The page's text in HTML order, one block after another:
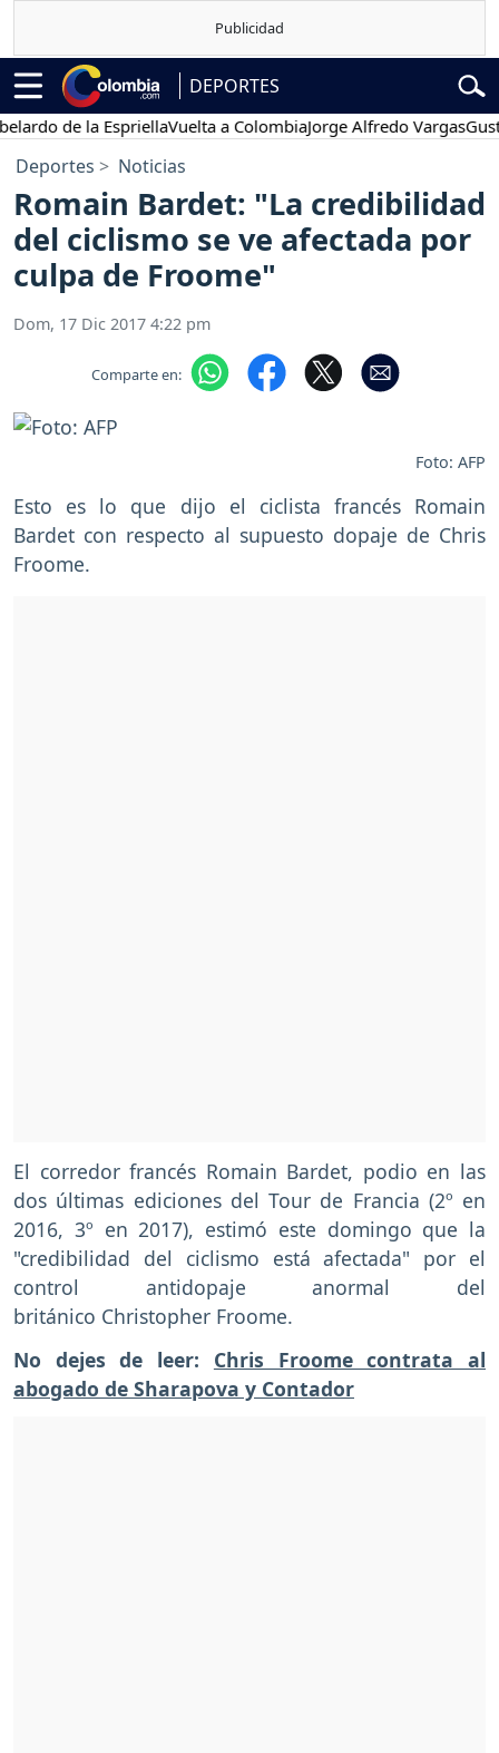
DEPORTES
de la EspriellaVuelta a ColombiaJorge Alfredo Vargas
Deportes Noticias
Romain Bardet: "La credibilidad
del ciclismo se ve afectada por
culpa de Froome"
Dom, 17 Dic 2017 4:22 pm
Comparte en:
Foto: AFP
Esto es lo que dijo el ciclista francés Romain
Bardet con respecto al supuesto dopaje de Chris
Froome.
El corredor francés Romain Bardet, podio en las
dos últimas ediciones del Tour de Francia (2º en
2016, 3º en 2017), estimó este domingo que la
"credibilidad del ciclismo está afectada" por el
control antidopaje anormal del
británico Christopher Froome.
No dejes de leer: Chris Froome contrata al
abogado de Sharapova y Contador